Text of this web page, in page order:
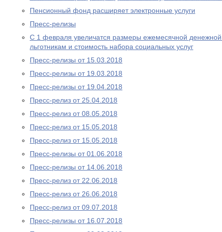
Пенсионный фонд расширяет электронные услуги
Пресс-релизы
С 1 февраля увеличатся размеры ежемесячной
льготникам и стоимость набора социальных услуг
Пресс-релизы от 15.03.2018
Пресс-релизы от 19.03.2018
Пресс-релизы от 19.04.2018
Пресс-релиз от 25.04.2018
Пресс-релиз от 08.05.2018
Пресс-релиз от 15.05.2018
Пресс-релиз от 15.05.2018
Пресс-релизы от 01.06.2018
Пресс-релизы от 14.06.2018
Пресс-релиз от 22.06.2018
Пресс-релиз от 26.06.2018
Пресс-релиз от 09.07.2018
Пресс-релизы от 16.07.2018